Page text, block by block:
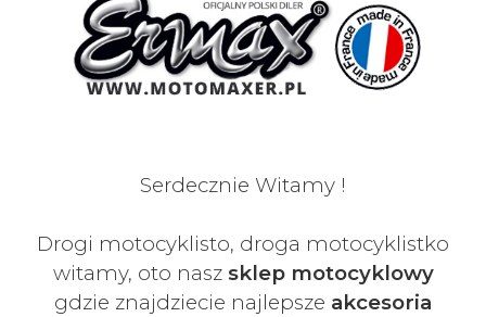
Serdecznie Witamy !
Drogi motocyklisto, droga motocyklistko
witamy, oto nasz sklep motocyklowy
gdzie znajdziecie najlepsze akcesoria